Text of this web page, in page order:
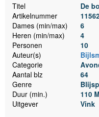
Titel
De
Artikelnummer
Dames (min/max)
6
Heren (min/max)
4
Personen
10
Auteur(s)
Categorie
Aantal blz
64
Genre
Duur (min.)
110
Uitgever
Vink